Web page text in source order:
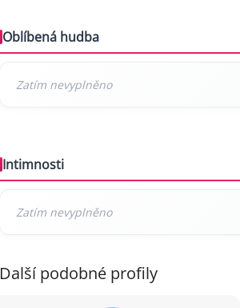
Oblíbená hudba
Intimnosti
Další podobné profily